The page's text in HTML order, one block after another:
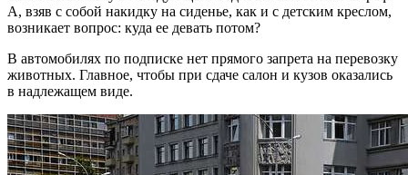
А, взяв с собой накидку на сиденье, как и с детским креслом,
возникает вопрос: куда ее девать потом?
В автомобилях по подписке нет прямого запрета на перевозку
животных. Главное, чтобы при сдаче салон и кузов оказались
в надлежащем виде.